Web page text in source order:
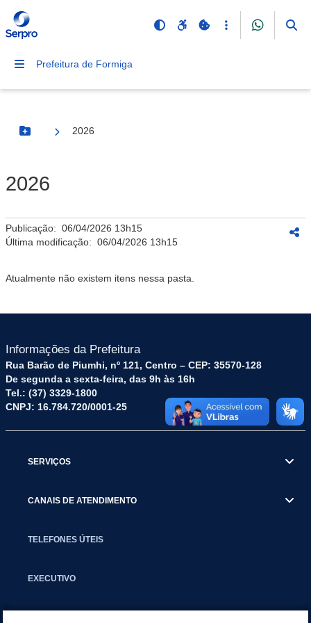
Prefeitura de Formiga
Botão Menu
2026
2026
Publicação: 06/04/2026 13h15
Última modificação: 06/04/2026 13h15
Atualmente não existem itens nessa pasta.
Informações da Prefeitura
Rua Barão de Piumhi, nº 121, Centro – CEP: 35570-128
De segunda a sexta-feira, das 9h às 16h
Tel.: (37) 3329-1800
CNPJ: 16.784.720/0001-25
SERVIÇOS
CANAIS DE ATENDIMENTO
TELEFONES ÚTEIS
EXECUTIVO